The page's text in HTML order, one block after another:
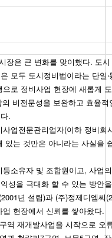
장은 큰 변화를 맞이했다. 도
모두 도시정비법이라는 단일
로 정비사업 현장에 새롭게
의 비전문성을 보완하고 효율
.
업전문관리업자(이하 정비
있는 것만은 아니라는 사실을
등소유자 및 조합원이고, 사
성을 극대화 할 수 있는 방안
년 설립)과 (주)정제디엠
현장에서 신뢰를 쌓아왔다.
역 재개발사업을 시작으로